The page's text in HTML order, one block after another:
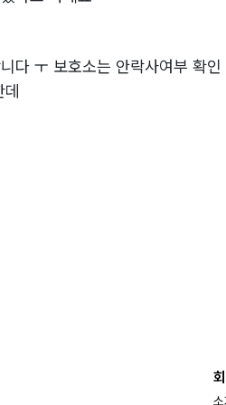
다 ㅜ 보호소는 안락사여부 확
소